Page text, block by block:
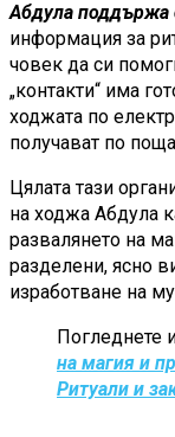
Абдула поддържа
информация за
човек да си
„контакти“ има
ходжата по
получават по
Цялата тази
на ходжа Абдула
развалянето на
разделени, ясно
изработване на
Погледнете
на магия и
Ритуали и